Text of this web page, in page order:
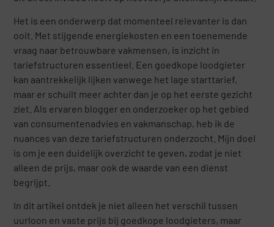
Het is een onderwerp dat momenteel relevanter is dan
ooit. Met stijgende energiekosten en een toenemende
vraag naar betrouwbare vakmensen, is inzicht in
tariefstructuren essentieel. Een goedkope loodgieter
kan aantrekkelijk lijken vanwege het lage starttarief,
maar er schuilt meer achter dan je op het eerste gezicht
ziet. Als ervaren blogger en onderzoeker op het gebied
van consumentenadvies en vakmanschap, heb ik de
nuances van deze tariefstructuren onderzocht. Mijn doel
is om je een duidelijk overzicht te geven, zodat je niet
alleen de prijs, maar ook de waarde van een dienst
begrijpt.
In dit artikel ontdek je niet alleen het verschil tussen
uurloon en vaste prijs bij goedkope loodgieters, maar